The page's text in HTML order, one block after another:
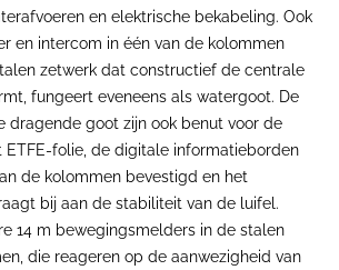
en elektrische bekabeling. Ook
en intercom in één van de kolommen
zetwerk dat constructief de centrale
fungeert eveneens als watergoot. De
dragende goot zijn ook benut voor de
ETFE-folie, de digitale informatieborden
de kolommen bevestigd en het
bij aan de stabiliteit van de luifel.
14 m bewegingsmelders in de stalen
die reageren op de aanwezigheid van